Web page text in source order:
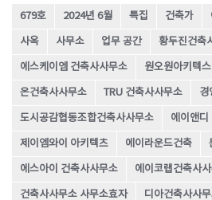
679호 2024년 6월 특집 건축가
사옥 사무소 업무 공간 황두진건축
에스케이엠 건축사사무소 원오원아키텍스
온건축사사무소 TRU 건축사사무소 경
도시공감협동조합건축사사무소 에이앤디
제이엠와이 아키텍츠 에이라운드건축
에스아이 건축사사무소 에이코랩건축사
건축사사무소 사무소효자 디아건축사사